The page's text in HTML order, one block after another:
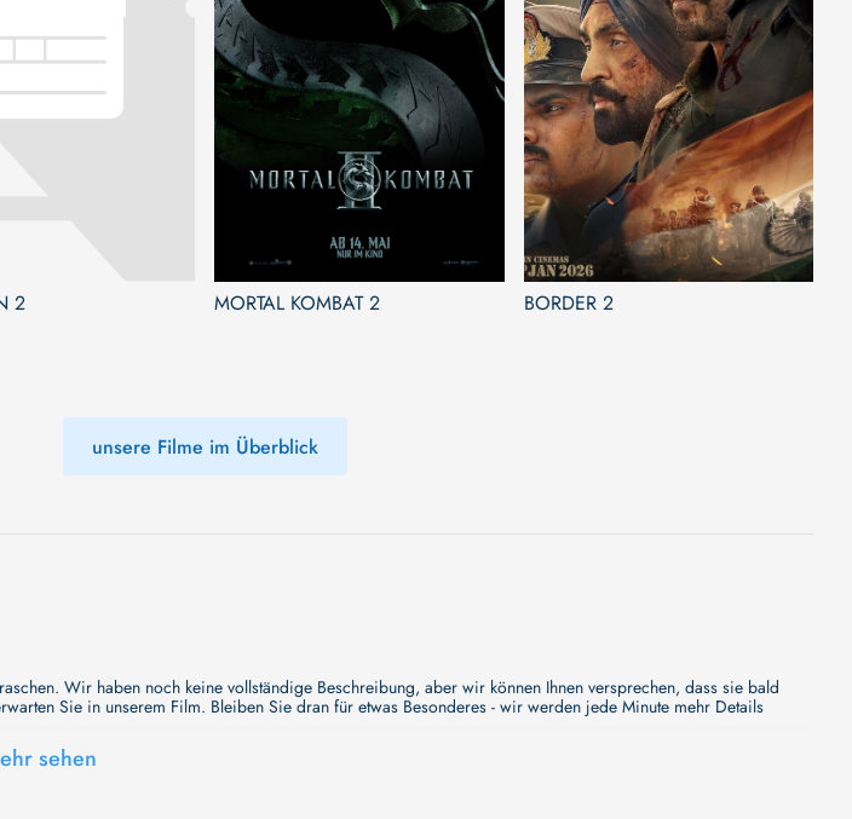
2 MORTAL KOMBAT 2 BORDER 2
unsere Filme im Überblick
Wir haben noch keine vollständige Beschreibung, aber wir können Ihnen versprechen, dass sie bald
Sie in unserem Film. Bleiben Sie dran für etwas Besonderes - wir werden jede Minute mehr Details
sehen